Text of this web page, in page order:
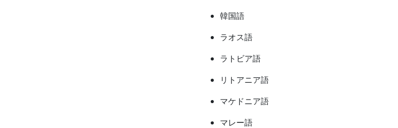
韓国語
ラオス語
ラトビア語
リトアニア語
マケドニア語
マレー語